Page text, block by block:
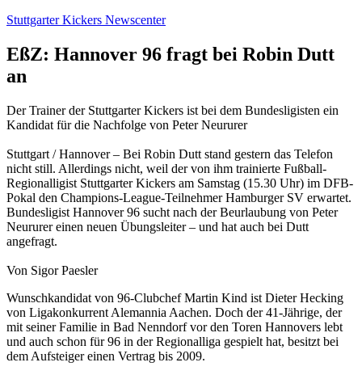
Zum
springen
Stuttgarter Kickers Newscenter
EßZ: Hannover 96 fragt bei Robin Dutt
an
Der Trainer der Stuttgarter Kickers ist bei dem Bundesligisten ein
Kandidat für die Nachfolge von Peter Neururer
Stuttgart / Hannover – Bei Robin Dutt stand gestern das Telefon
nicht still. Allerdings nicht, weil der von ihm trainierte Fußball-
Regionalligist Stuttgarter Kickers am Samstag (15.30 Uhr) im DFB-
Pokal den Champions-League-Teilnehmer Hamburger SV erwartet.
Bundesligist Hannover 96 sucht nach der Beurlaubung von Peter
Neururer einen neuen Übungsleiter – und hat auch bei Dutt
angefragt.
Von Sigor Paesler
Wunschkandidat von 96-Clubchef Martin Kind ist Dieter Hecking
von Ligakonkurrent Alemannia Aachen. Doch der 41-Jährige, der
mit seiner Familie in Bad Nenndorf vor den Toren Hannovers lebt
und auch schon für 96 in der Regionalliga gespielt hat, besitzt bei
dem Aufsteiger einen Vertrag bis 2009.